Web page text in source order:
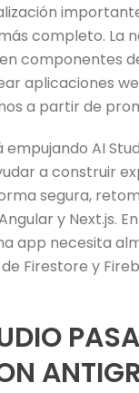
completo. La
componentes
aplicaciones
a partir de
empujando AI
a construir
segura,
y Next.js.
app necesita
Firestore y